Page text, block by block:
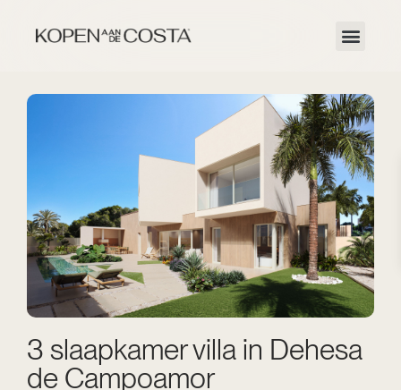
3 slaapkamer villa in Dehesa
de Campoamor